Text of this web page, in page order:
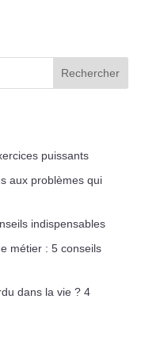
Rechercher
puissants
aux problèmes qui
indispensables
métier : 5 conseils
dans la vie ? 4